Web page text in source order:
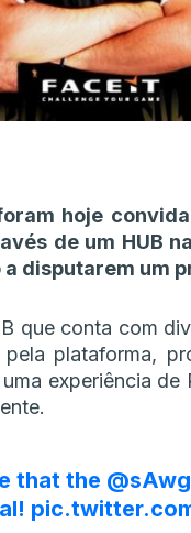
hoje
de um HUB
disputarem um
que conta com
plataforma,
experiência de
that the